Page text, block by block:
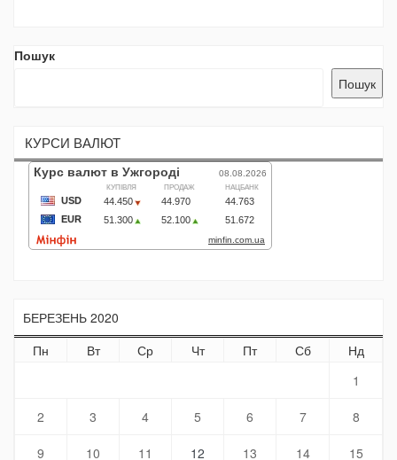
Пошук
Пошук
КУРСИ ВАЛЮТ
БЕРЕЗЕНЬ 2020
Пн
Вт Ср Чт Пт Сб
Нд
1
2 3 4 5 6 7 8
9 10 11 12 13 14 15